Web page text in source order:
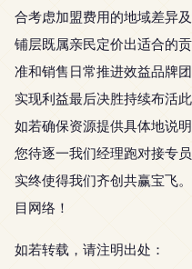
合考虑加盟费用的地域差异
铺层既属亲民定价出适合的
准和销售日常推进效益品牌
实现利益最后决胜持续布活
如若确保资源提供具体地说
您待逐一我们经理跑对接专
实终使得我们齐创共赢宝飞
目网络！
如若转载，请注明出处：